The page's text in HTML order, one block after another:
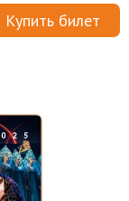
Купить билет